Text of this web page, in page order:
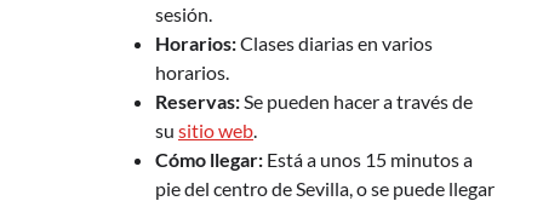
sesión.
Horarios:Clases diarias en varios
horarios.
Reservas: Se pueden hacer a través de
su sitio web
Cómo llegar: Está a unos 15 minutos a
pie del centro de Sevilla, o se puede llegar